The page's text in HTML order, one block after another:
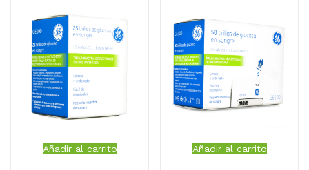
Añadir al carrito Añadir al carrito